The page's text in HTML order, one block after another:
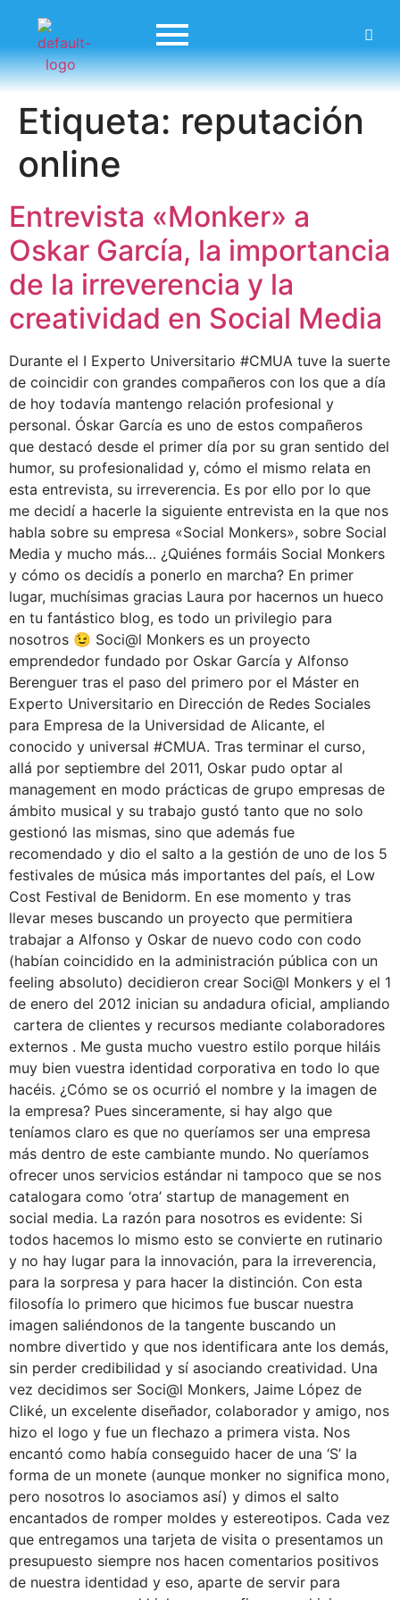
Etiqueta: reputación
online
Entrevista «Monker» a
Oskar García, la importancia
de la irreverencia y la
creatividad en Social Media
Durante el I Experto Universitario #CMUA tuve la suerte
de coincidir con grandes compañeros con los que a día
de hoy todavía mantengo relación profesional y
personal. Óskar García es uno de estos compañeros
que destacó desde el primer día por su gran sentido del
humor, su profesionalidad y, cómo el mismo relata en
esta entrevista, su irreverencia. Es por ello por lo que
me decidí a hacerle la siguiente entrevista en la que nos
habla sobre su empresa «Social Monkers», sobre Social
Media y mucho más… ¿Quiénes formáis Social Monkers
y cómo os decidís a ponerlo en marcha? En primer
lugar, muchísimas gracias Laura por hacernos un hueco
en tu fantástico blog, es todo un privilegio para
nosotros 😉 Soci@l Monkers es un proyecto
emprendedor fundado por Oskar García y Alfonso
Berenguer tras el paso del primero por el Máster en
Experto Universitario en Dirección de Redes Sociales
para Empresa de la Universidad de Alicante, el
conocido y universal #CMUA. Tras terminar el curso,
allá por septiembre del 2011, Oskar pudo optar al
management en modo prácticas de grupo empresas de
ámbito musical y su trabajo gustó tanto que no solo
gestionó las mismas, sino que además fue
recomendado y dio el salto a la gestión de uno de los 5
festivales de música más importantes del país, el Low
Cost Festival de Benidorm. En ese momento y tras
llevar meses buscando un proyecto que permitiera
trabajar a Alfonso y Oskar de nuevo codo con codo
(habían coincidido en la administración pública con un
feeling absoluto) decidieron crear Soci@l Monkers y el 1
de enero del 2012 inician su andadura oficial, ampliando
cartera de clientes y recursos mediante colaboradores
externos . Me gusta mucho vuestro estilo porque hiláis
muy bien vuestra identidad corporativa en todo lo que
hacéis. ¿Cómo se os ocurrió el nombre y la imagen de
la empresa? Pues sinceramente, si hay algo que
teníamos claro es que no queríamos ser una empresa
más dentro de este cambiante mundo. No queríamos
ofrecer unos servicios estándar ni tampoco que se nos
catalogara como ‘otra’ startup de management en
social media. La razón para nosotros es evidente: Si
todos hacemos lo mismo esto se convierte en rutinario
y no hay lugar para la innovación, para la irreverencia,
para la sorpresa y para hacer la distinción. Con esta
filosofía lo primero que hicimos fue buscar nuestra
imagen saliéndonos de la tangente buscando un
nombre divertido y que nos identificara ante los demás,
sin perder credibilidad y sí asociando creatividad. Una
vez decidimos ser Soci@l Monkers, Jaime López de
Cliké, un excelente diseñador, colaborador y amigo, nos
hizo el logo y fue un flechazo a primera vista. Nos
encantó como había conseguido hacer de una ‘S’ la
forma de un monete (aunque monker no significa mono,
pero nosotros lo asociamos así) y dimos el salto
encantados de romper moldes y estereotipos. Cada vez
que entregamos una tarjeta de visita o presentamos un
presupuesto siempre nos hacen comentarios positivos
de nuestra identidad y eso, aparte de servir para